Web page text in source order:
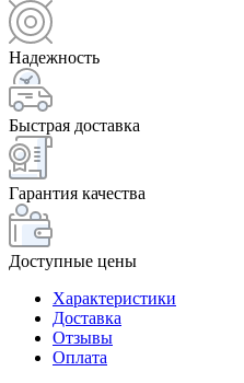
Надежность
Быстрая доставка
Гарантия качества
Доступные цены
Характеристики
Доставка
Отзывы
Оплата